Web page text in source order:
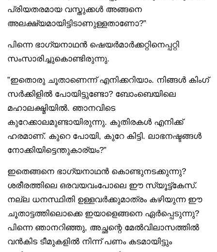
പ്രിയതരമായ വസ്തുക്കൾ അങ്ങനെ
അലക്ഷ്യമായിട്ടിടാണുള്ളതാണോ?”
പിന്നെ ഭാഗ്യനാഥൻ ഷെയർമാർക്കറ്റിനെപ്പറ്റി
സംസാരിച്ചുകൊണ്ടിരുന്നു.
”ഇതൊരു ചൂതാണെന്ന് എനിക്കറിയാം. നിങ്ങൾ കിംഗ്
സർക്കിളിൽ പോയിട്ടുണ്ടോ? ബോംബെയിലെ
മഹാലക്ഷ്മിയിൽ. ഞാനവിടെ
കുറേക്കാലമുണ്ടായിരുന്നു. കുതിരകൾ എനിക്ക്
ഹരമാണ്. കുറെ പോയി, കുറേ കിട്ടി. ലാഭനഷ്ടങ്ങൾ
നോക്കിയിട്ടെന്തുകാര്യം?”
ഇതെങ്ങനെ ഭാഗ്യനാഥൻ കൊണ്ടുനടക്കുന്നു?
ശരീരത്തിലെ ഒരവയവംപോലെ ഈ സ്യൂട്ട്‌കേസ്.
നല്ല ധനസ്ഥിതി ഉള്ളവർക്കുമാത്രം കഴിയുന്ന ഈ
ചൂതാട്ടത്തിലൊക്കെ ഇയാളെങ്ങനെ ഏർപ്പെടുന്നു?
പിന്നെ ഞാനറിഞ്ഞു, അച്ഛന്റെ മേൽവിലാസത്തിൽ
വൻകിട ടീമുകളിൽ നിന്ന് പണം കടമായിട്ടും